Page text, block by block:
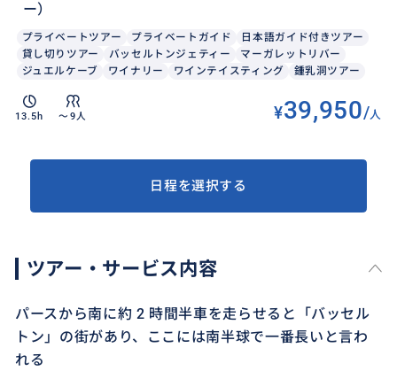
ー）
プライベートツアー プライベートガイド
日本語ガイド付きツアー
貸し切りツアー
バッセルトンジェティー
マーガレットリバー
ジュエルケーブ
ワイナリー ワインテイスティング 鍾乳洞ツアー
13.5h 〜9人 ¥39,950/人
日程を選択する
ツアー・サービス内容
パースから南に約 2 時間半車を走らせると「バッセル
トン」の街があり、ここには南半球で一番長いと言わ
れる